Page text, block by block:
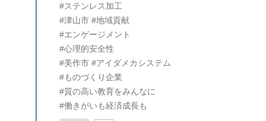
#ステンレス加工
#津山市 #地域貢献
#エンゲージメント
#心理的安全性
#美作市 #アイダメカシステム
#ものづくり企業
#質の高い教育をみんなに
#働きがいも経済成長も